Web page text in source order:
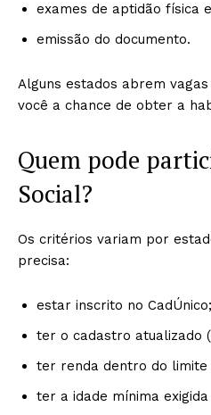
exames de aptidão física
emissão do documento.
Alguns estados abrem
você a chance de obter a
Quem pode
Social?
Os critérios variam por
precisa:
estar inscrito no CadÚnico;
ter o cadastro atualizado
ter renda dentro do limite
ter a idade mínima